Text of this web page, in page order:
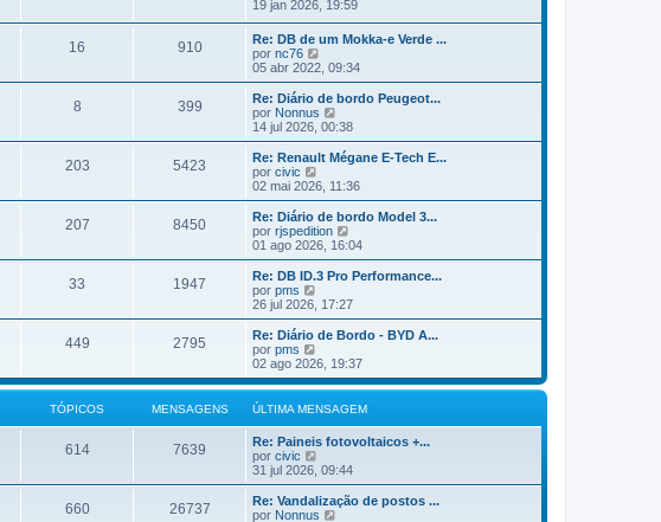
m
s
a
g
e
m
a
M
e
n
s
a
g
e
m
l
t
i
m
a
M
e
n
s
a
g
m
e
a
ú
l
t
m
a
M
e
s
a
g
e
m
19 jan 2026, 19:59
16 910
Re: DB de um Mokka-e Verde ...
por nc76
e
j
a
a
ú
t
i
m
a
e
n
s
a
g
m
05 abr 2022, 09:34
8 399
Re: Diário de bordo Peugeot...
por Nonnus
e
j
a
ú
t
i
m
a
e
s
a
g
m
14 jul 2026, 00:38
203 5423
Re: Renault Mégane E-Tech E...
por civic
e
j
a
a
ú
t
i
m
a
e
s
a
e
m
02 mai 2026, 11:36
207 8450
Re: Diário de bordo Model 3...
por rjspedition
e
j
a
ú
i
m
a
M
n
s
a
e
m
01 ago 2026, 16:04
33 1947
Re: DB ID.3 Pro Performance...
por pms
e
j
a
ú
t
i
m
a
M
n
s
a
g
26 jul 2026, 17:27
449 2795
Re: Diário de Bordo - BYD A...
por pms
e
j
a
a
t
m
a
M
e
02 ago 2026, 19:37
TÓPICOS MENSAGENS ÚLTIMA MENSAGEM
614 7639
Re: Paineis fotovoltaicos +...
por civic
e
j
a
a
31 jul 2026, 09:44
660 26737
Re: Vandalização de postos ...
por Nonnus